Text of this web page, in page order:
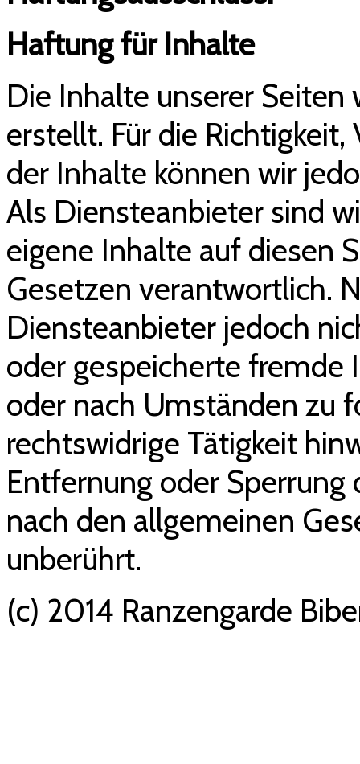
Haftung für Inhalte
Die Inhalte unserer
erstellt. Für die
der Inhalte können wir
Als Diensteanbieter sind
eigene Inhalte auf diesen
Gesetzen verantwortlich.
Diensteanbieter jedoch
oder gespeicherte
oder nach Umständen zu
rechtswidrige Tätigkeit
Entfernung oder
nach den allgemeinen
unberührt.
(c) 2014 Ranzengarde